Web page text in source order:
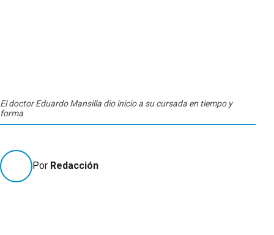
El doctor Eduardo Mansilla dio inicio a su cursada en tiempo y
forma
Por Redacción